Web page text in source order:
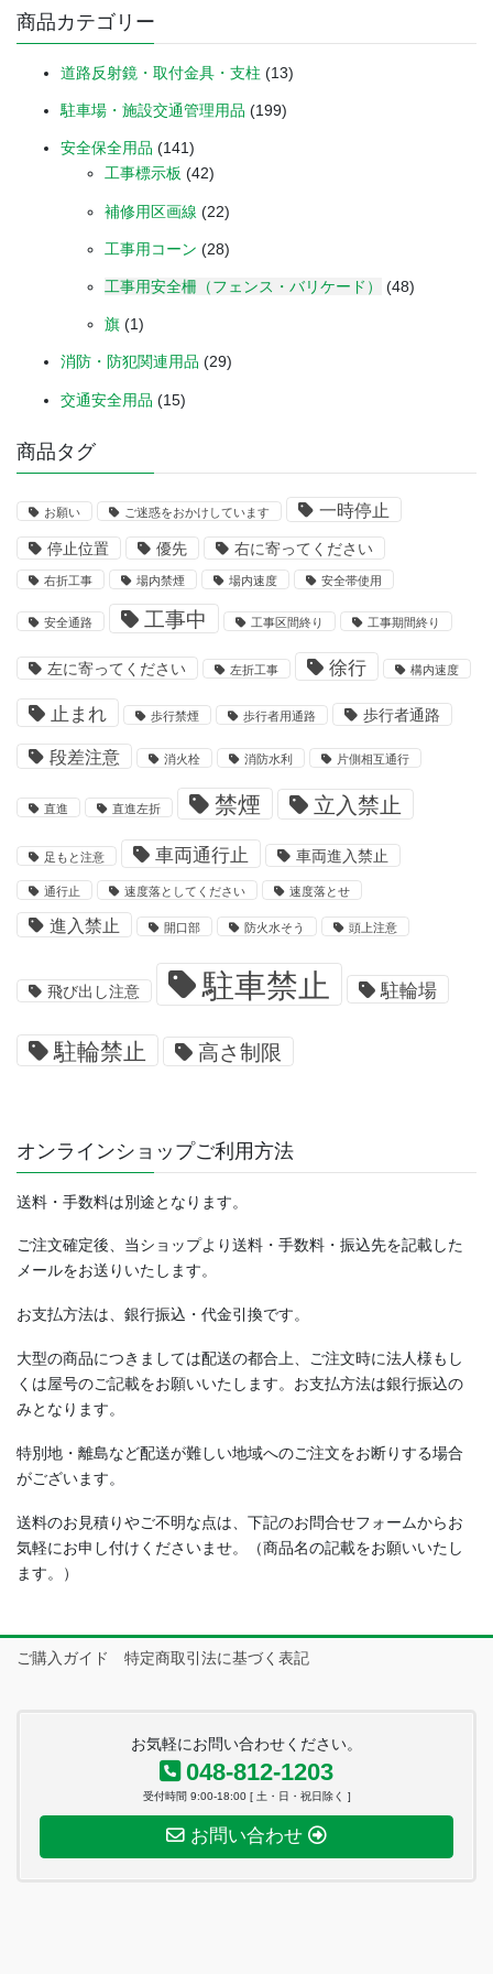
商品カテゴリー
道路反射鏡・取付金具・支柱 (13)
駐車場・施設交通管理用品 (199)
安全保全用品 (141)
工事標示板 (42)
補修用区画線 (22)
工事用コーン (28)
工事用安全柵（フェンス・バリケード） (48)
旗 (1)
消防・防犯関連用品 (29)
交通安全用品 (15)
商品タグ
お願い ご迷惑をおかけしています 一時停止
停止位置 優先 右に寄ってください
右折工事 場内禁煙 場内速度 安全帯使用
安全通路 工事中 工事区間終り 工事期間終り
左に寄ってください 左折工事 徐行 構内速度
止まれ 歩行禁煙 歩行者用通路 歩行者通路
段差注意 消火栓 消防水利 片側相互通行
直進 直進左折 禁煙 立入禁止
足もと注意 車両通行止 車両進入禁止
通行止 速度落としてください 速度落とせ
進入禁止 開口部 防火水そう 頭上注意
飛び出し注意 駐車禁止 駐輪場
駐輪禁止 高さ制限
オンラインショップご利用方法
送料・手数料は別途となります。
ご注文確定後、当ショップより送料・手数料・振込先を記載した
メールをお送りいたします。
お支払方法は、銀行振込・代金引換です。
大型の商品につきましては配送の都合上、ご注文時に法人様もし
くは屋号のご記載をお願いいたします。お支払方法は銀行振込の
みとなります。
特別地・離島など配送が難しい地域へのご注文をお断りする場合
がございます。
送料のお見積りやご不明な点は、下記のお問合せフォームからお
気軽にお申し付けくださいませ。（商品名の記載をお願いいたし
ます。）
ご購入ガイド 特定商取引法に基づく表記
お気軽にお問い合わせください。
048-812-1203
受付時間 9:00-18:00 [ 土・日・祝日除く ]
お問い合わせ